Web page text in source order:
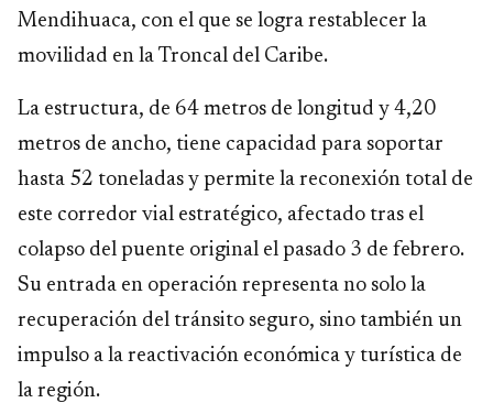
Mendihuaca, con el que se logra restablecer la
movilidad en la Troncal del Caribe.
La estructura, de 64 metros de longitud y 4,20
metros de ancho, tiene capacidad para soportar
hasta 52 toneladas y permite la reconexión total de
este corredor vial estratégico, afectado tras el
colapso del puente original el pasado 3 de febrero.
Su entrada en operación representa no solo la
recuperación del tránsito seguro, sino también un
impulso a la reactivación económica y turística de
la región.